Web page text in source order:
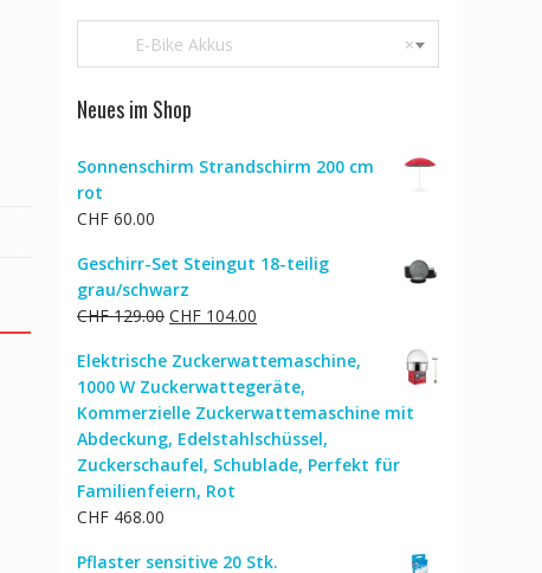
×
E-Bike Akkus
Neues im Shop
Sonnenschirm Strandschirm 200 cm
rot
CHF 60.00
Geschirr-Set Steingut 18-teilig
grau/schwarz
CHF129.00 Ursprünglicher
war:
CHF 129.00
CHF 104.00
ist:
CHF 104.00.
Elektrische Zuckerwattemaschine,
1000 W Zuckerwattegeräte,
Kommerzielle Zuckerwattemaschine mit
Abdeckung, Edelstahlschüssel,
Zuckerschaufel, Schublade, Perfekt für
Familienfeiern, Rot
CHF 468.00
Pflaster sensitive 20 Stk.